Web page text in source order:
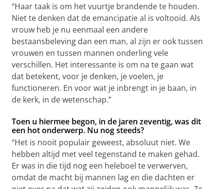
“Haar taak is om het vuurtje brandende te houden.
Niet te denken dat de emancipatie al is voltooid. Als
vrouw heb je nu eenmaal een andere
bestaansbeleving dan een man, al zijn er ook tussen
vrouwen en tussen mannen onderling vele
verschillen. Het interessante is om na te gaan wat
dat betekent, voor je denken, je voelen, je
functioneren. En voor wat je inbrengt in je baan, in
de kerk, in de wetenschap.”
Toen u hiermee begon, in de jaren zeventig, was dit
een hot onderwerp. Nu nog steeds?
“Het is nooit populair geweest, absoluut niet. We
hebben altijd met veel tegenstand te maken gehad.
Er was in die tijd nog een heleboel te verwerven,
omdat de macht bij mannen lag en die dachten er